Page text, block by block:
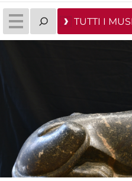
TUTTI I